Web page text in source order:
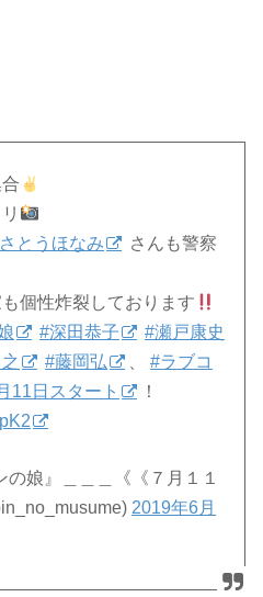
とうほなみ
さんも警察
個性炸裂しております
#深田恭子
#瀬戸康史
#藤岡弘 、#ラブコ
11日スタート
！
娘』＿＿＿《《７月１１
2019年6月